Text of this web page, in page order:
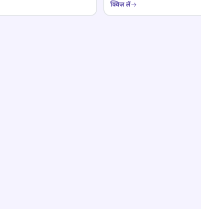
क्विज़ लें